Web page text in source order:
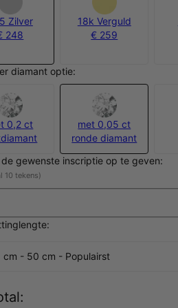
Zilver
248
18k Verguld
€ 259
diamant optie:
0,2 ct
met 0,05 ct
ronde diamant
de gewenste inscriptie op te geven:
10 tekens)
cm - 50 cm - Populairst
: